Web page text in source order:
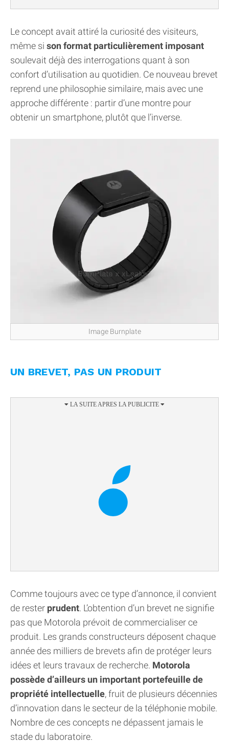
Le concept avait attiré la curiosité des visiteurs,
même si son format particulièrement imposant
soulevait déjà des interrogations quant à son
confort d’utilisation au quotidien. Ce nouveau brevet
reprend une philosophie similaire, mais avec une
approche différente : partir d’une montre pour
obtenir un smartphone, plutôt que l’inverse.
Image Burnplate
UN BREVET, PAS UN PRODUIT
Comme toujours avec ce type d’annonce, il convient
de rester prudent. L’obtention d’un brevet ne signifie
pas que Motorola prévoit de commercialiser ce
produit. Les grands constructeurs déposent chaque
année des milliers de brevets afin de protéger leurs
idées et leurs travaux de recherche. Motorola
possède d’ailleurs un important portefeuille de
propriété intellectuelle, fruit de plusieurs décennies
d’innovation dans le secteur de la téléphonie mobile.
Nombre de ces concepts ne dépassent jamais le
stade du laboratoire.